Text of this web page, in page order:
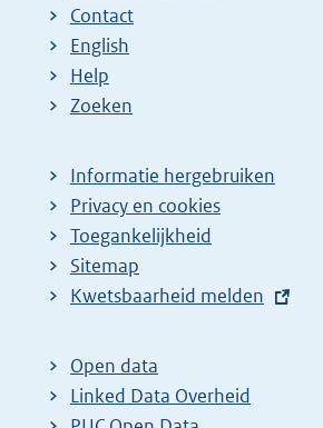
Contact
English
Help
Zoeken
Informatie hergebruiken
Privacy en cookies
Toegankelijkheid
Sitemap
E
t
e
r
Kwetsbaarheid melden
Open data
Linked Data Overheid